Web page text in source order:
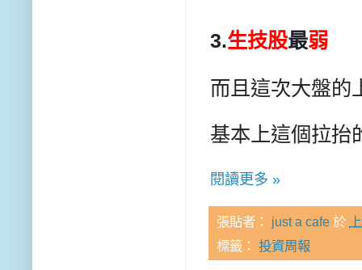
3.生技股最弱
而且這次大盤的
基本上這個拉抬
閱讀更多 »
張貼者： just a cafe 於
標籤： 投資周報